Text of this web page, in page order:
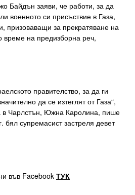
Байдън заяви, че работи, за да
военното си присъствие в Газа,
призоваващи за прекратяване на
време на предизборна реч,
правителство, за да ги
да се изтеглят от Газа“,
в Чарлстън, Южна Каролина, пише
супремасист застреля девет
във Facebook ТУК